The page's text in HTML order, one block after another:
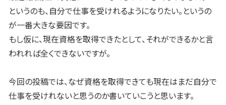
というのも、自分で仕事を受けれるようになりたい。というの
が一番大きな要因です。
もし仮に、現在資格を取得できたとして、それができるかと言
われれば全くできないですが。
今回の投稿では、なぜ資格を取得できても現在はまだ自分で
仕事を受けれないと思うのか書いていこうと思います。